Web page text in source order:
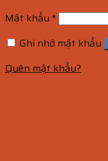
Mật khẩu *
Ghi nhớ mật khẩu
Quên mật khẩu?